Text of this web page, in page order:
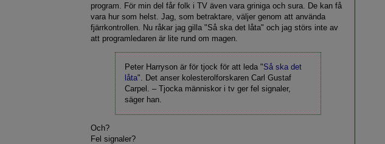
program. För min del får folk i TV även vara griniga och sura. De kan få
vara hur som helst. Jag, som betraktare, väljer genom att använda
fjärrkontrollen. Nu råkar jag gilla "Så ska det låta" och jag störs inte av
att programledaren är lite rund om magen.
Peter Harryson är för tjock för att leda "Så ska det
låta". Det anser kolesterolforskaren Carl Gustaf
Carpel. – Tjocka människor i tv ger fel signaler,
säger han.
Och?
Fel signaler?